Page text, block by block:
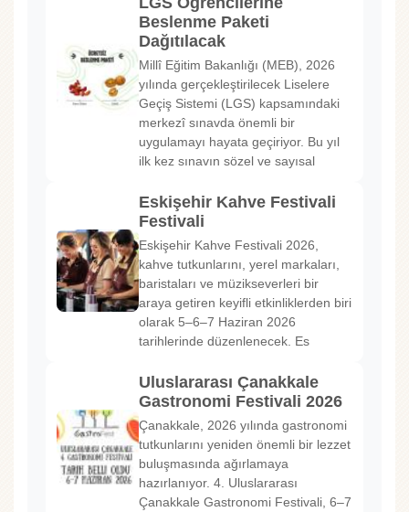
Beslenme Paketi
Dağıtılacak
Millî Eğitim Bakanlığı (MEB), 2026
yılında gerçekleştirilecek Liselere
Geçiş Sistemi (LGS) kapsamındaki
merkezî sınavda önemli bir
uygulamayı hayata geçiriyor. Bu yıl
ilk kez sınavın sözel ve sayısal
Eskişehir Kahve Festivali
Festivali
Eskişehir Kahve Festivali 2026,
kahve tutkunlarını, yerel markaları,
baristaları ve müzikseverleri bir
araya getiren keyifli etkinliklerden biri
olarak 5–6–7 Haziran 2026
tarihlerinde düzenlenecek. Es
Uluslararası Çanakkale
Gastronomi Festivali 2026
Çanakkale, 2026 yılında gastronomi
tutkunlarını yeniden önemli bir lezzet
buluşmasında ağırlamaya
hazırlanıyor. 4. Uluslararası
Çanakkale Gastronomi Festivali, 6–7